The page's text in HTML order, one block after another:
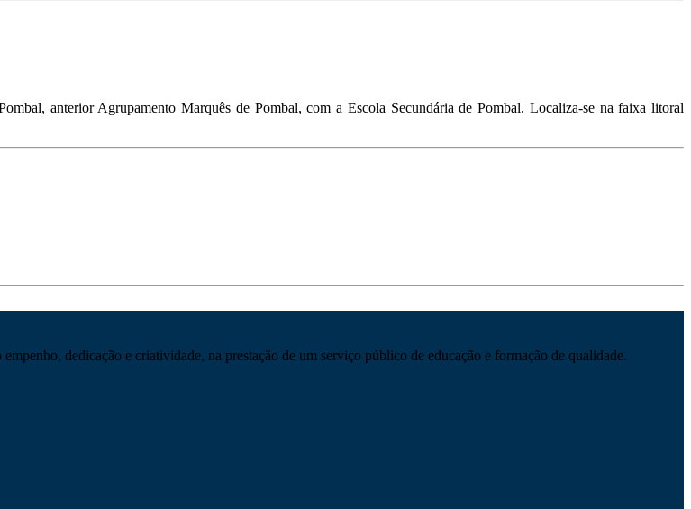
anterior Agrupamento Marquês de Pombal, com a Escola Secundária de Pombal. Localiza-se na faixa litoral
dedicação e criatividade, na prestação de um serviço público de educação e formação de qualidade.